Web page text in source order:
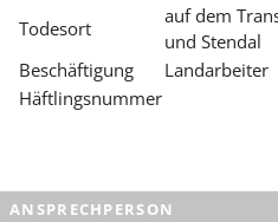
SERVICE
Deutsch Zurück
Deutsch
Todesort
auf dem
und Stendal
Beschäftigung
Landarbeiter
Häftlingsnummer
ANSPRECHPERSON